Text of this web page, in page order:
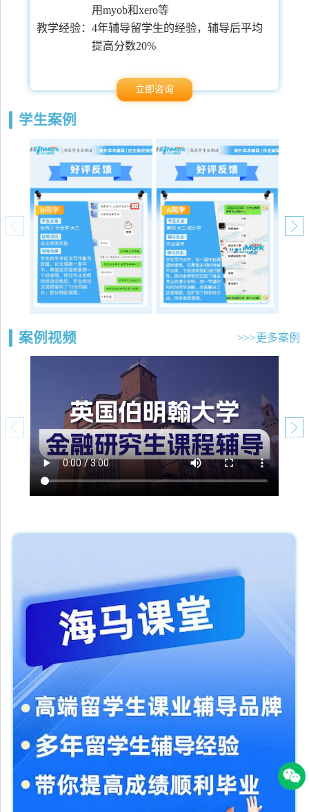
用myob和xero等
教学经验：4年辅导留学生的经验，辅导后平均
提高分数20%
立即咨询
学生案例
案例视频 >>>更多案例